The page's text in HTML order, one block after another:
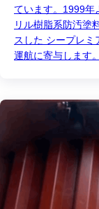
ています。1999年
リル樹脂系防汚塗
スした シープレ
運航に寄与します。